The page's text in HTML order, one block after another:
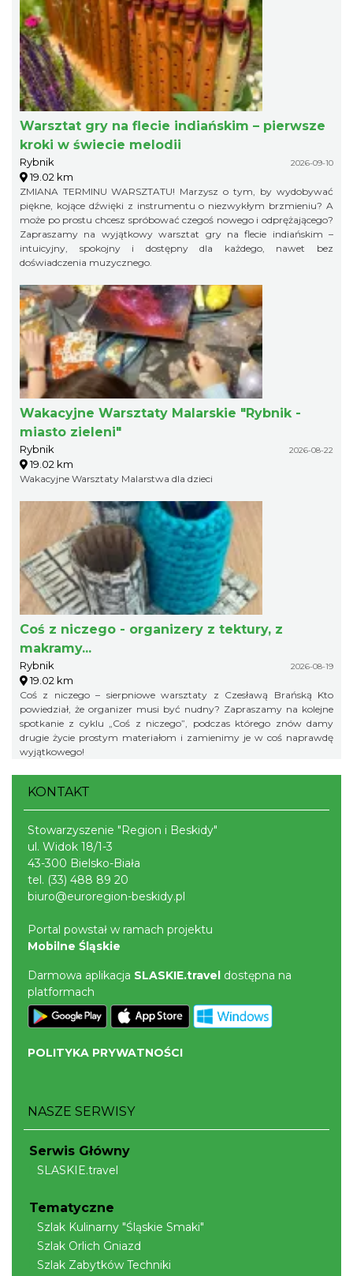
Warsztat gry na flecie indiańskim – pierwsze
kroki w świecie melodii
Rybnik 2026-09-10
19.02 km
ZMIANA TERMINU WARSZTATU! Marzysz o tym, by wydobywać
piękne, kojące dźwięki z instrumentu o niezwykłym brzmieniu? A
może po prostu chcesz spróbować czegoś nowego i odprężającego?
Zapraszamy na wyjątkowy warsztat gry na flecie indiańskim –
intuicyjny, spokojny i dostępny dla każdego, nawet bez
doświadczenia muzycznego.
Wakacyjne Warsztaty Malarskie "Rybnik -
miasto zieleni"
Rybnik 2026-08-22
19.02 km
Wakacyjne Warsztaty Malarstwa dla dzieci
Coś z niczego - organizery z tektury, z
makramy...
Rybnik 2026-08-19
19.02 km
Coś z niczego – sierpniowe warsztaty z Czesławą Brańską Kto
powiedział, że organizer musi być nudny? Zapraszamy na kolejne
spotkanie z cyklu „Coś z niczego”, podczas którego znów damy
drugie życie prostym materiałom i zamienimy je w coś naprawdę
wyjątkowego!
KONTAKT
Stowarzyszenie "Region i Beskidy"
ul. Widok 18/1-3
43-300 Bielsko-Biała
tel. (33) 488 89 20
biuro@euroregion-beskidy.pl
Portal powstał w ramach projektu
Mobilne Śląskie
Darmowa aplikacja SLASKIE.travel dostępna na
platformach
POLITYKA PRYWATNOŚCI
NASZE SERWISY
Serwis Główny
SLASKIE.travel
Tematyczne
Szlak Kulinarny "Śląskie Smaki"
Szlak Orlich Gniazd
Szlak Zabytków Techniki